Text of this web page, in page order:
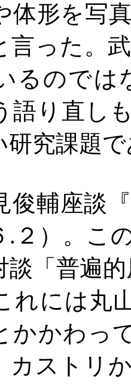
体形を写
言った。
るのでは
語り直し
研究課題
輔座談
. ２）。こ
談「普遍
れには丸
かかわっ
カストリ